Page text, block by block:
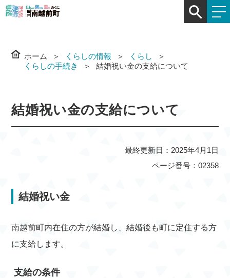
ホーム くらしの情報
くらし
くらしの手続き
結婚祝い金の支給について
結婚祝い金の支給について
最終更新日：2025年4月1日
ページ番号：02358
結婚祝い金
南越前町内在住の方が結婚し、結婚後も町に定住する方
に支給します。
支給の条件